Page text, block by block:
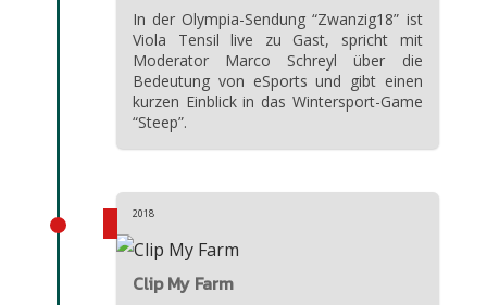
In der Olympia-Sendung “Zwanzig18” ist
Viola Tensil live zu Gast, spricht mit
Moderator Marco Schreyl über die
Bedeutung von eSports und gibt einen
kurzen Einblick in das Wintersport-Game
“Steep”.
Clip My Farm
2018